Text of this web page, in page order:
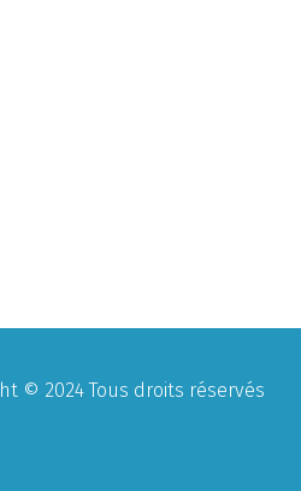
© 2024 Tous droits réservés